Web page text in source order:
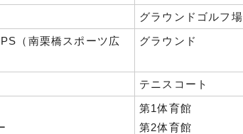
グラウンドゴルフ場
（南栗橋スポーツ広
グラウンド
テニスコート
第1体育館
第2体育館